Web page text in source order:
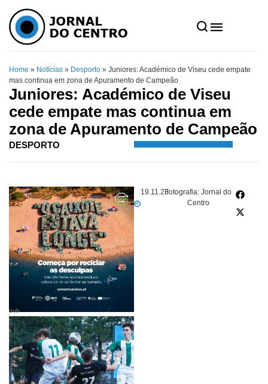
Home » Notícias » Desporto » Juniores: Académico de Viseu cede empate
mas continua em zona de Apuramento de Campeão
Juniores: Académico de Viseu
cede empate mas continua em
zona de Apuramento de Campeão
DESPORTO
19.11.23Fotografia: Jornal do
Centro
pub